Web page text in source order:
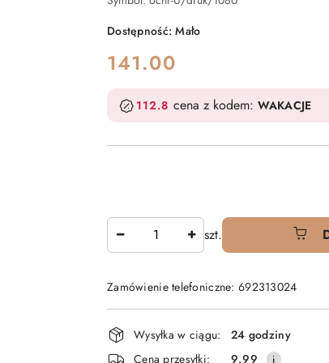
Dostępność:Mało
cena:
141.00
112.8 cena z kodem: WAKACJE
szt.
Zamówienie telefoniczne: 692313024
Dostępność
i
Wysyłka w ciągu:
24 godziny
Cena przesyłki:
9.99